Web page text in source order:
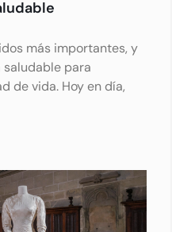
más importantes, y
para
de vida. Hoy en día,